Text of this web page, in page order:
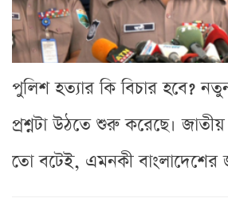
পুলিশ হত্যার কি বিচার হবে?
প্রশ্নটা উঠতে শুরু করেছে।
তো বটেই, এমনকী বাংলাদেশের